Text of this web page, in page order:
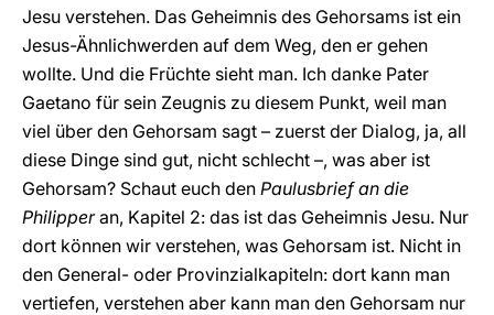
Jesu verstehen. Das Geheimnis des Gehorsams ist ein
Jesus-Ähnlichwerden auf dem Weg, den er gehen
wollte. Und die Früchte sieht man. Ich danke Pater
Gaetano für sein Zeugnis zu diesem Punkt, weil man
viel über den Gehorsam sagt – zuerst der Dialog, ja, all
diese Dinge sind gut, nicht schlecht –, was aber ist
Gehorsam? Schaut euch den Paulusbrief an die
Philipperan, Kapitel 2: das ist das Geheimnis Jesu. Nur
dort können wir verstehen, was Gehorsam ist. Nicht in
den General- oder Provinzialkapiteln: dort kann man
vertiefen, verstehen aber kann man den Gehorsam nur